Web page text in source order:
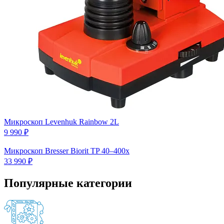
Микроскоп Levenhuk Rainbow 2L
9 990 ₽
Микроскоп Bresser Biorit TP 40–400x
33 990 ₽
Популярные категории